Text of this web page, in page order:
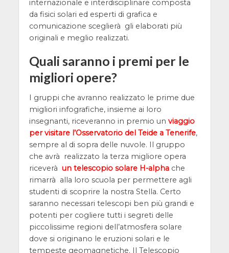
internazionale e interdisciplinare composta
da fisici solari ed esperti di grafica e
comunicazione sceglierà gli elaborati più
originali e meglio realizzati.
Quali saranno i premi per le
migliori opere?
I gruppi che avranno realizzato le prime due
migliori infografiche, insieme ai loro
insegnanti, riceveranno in premio un viaggio
per visitare l’Osservatorio del Teide a Tenerife,
sempre al di sopra delle nuvole. Il gruppo
che avrà realizzato la terza migliore opera
riceverà un telescopio solare H-alphache
rimarrà alla loro scuola per permettere agli
studenti di scoprire la nostra Stella. Certo
saranno necessari telescopi ben più grandi e
potenti per cogliere tutti i segreti delle
piccolissime regioni dell’atmosfera solare
dove si originano le eruzioni solari e le
tempeste geomagnetiche. Il Telescopio